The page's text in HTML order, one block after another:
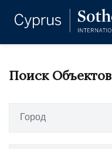
Поиск Объектов
Город